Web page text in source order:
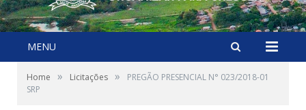
MENU
Home » Licitações »
PREGÃO PRESENCIAL N° 023/2018-01
SRP